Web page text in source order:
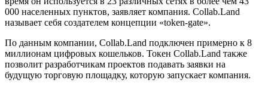
000 населенных пунктов, заявляет компания. Collab.Land
называет себя создателем концепции «token-gate».
По данным компании, Collab.Land подключен примерно к 8
миллионам цифровых кошельков. Токен Collab.Land также
позволит разработчикам проектов подавать заявки на
будущую торговую площадку, которую запускает компания.